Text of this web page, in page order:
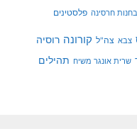
חרסינה פלסטינים
צבא צה"ל קורונה רוסיה
שרית אונגר משיח תהילים